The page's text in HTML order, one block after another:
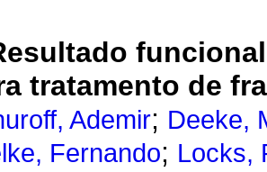
tratamento de
Ademir; Deeke,
Fernando; Locks,